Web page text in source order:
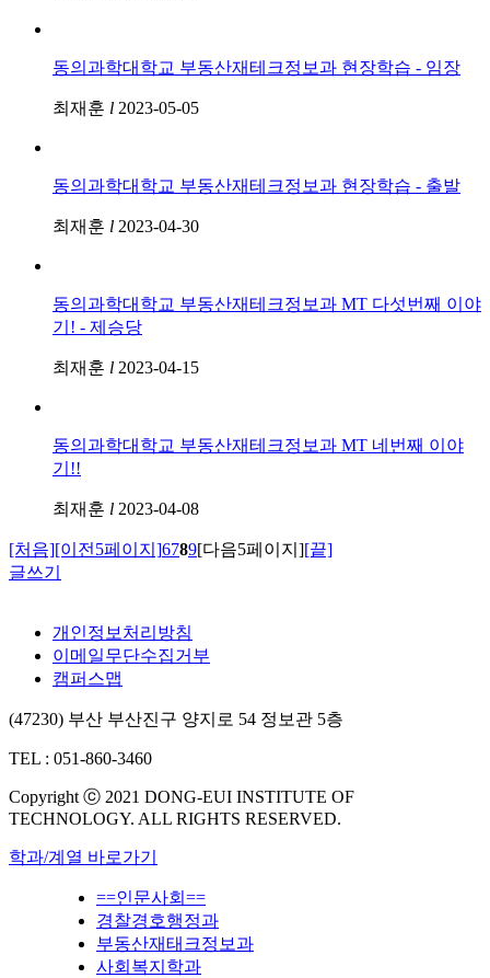
동의과학대학교 부동산재테크정보과 현장학습 - 임장
최재훈 l 2023-05-05
동의과학대학교 부동산재테크정보과 현장학습 - 출발
최재훈 l 2023-04-30
동의과학대학교 부동산재테크정보과 MT 다섯번째 이야
기! - 제승당
최재훈 l 2023-04-15
동의과학대학교 부동산재테크정보과 MT 네번째 이야
기!!
최재훈 l 2023-04-08
[처음][이전5페이지]6789[다음5페이지][끝]
글쓰기
개인정보처리방침
이메일무단수집거부
캠퍼스맵
(47230) 부산 부산진구 양지로 54 정보관 5층
TEL : 051-860-3460
Copyright ⓒ 2021 DONG-EUI INSTITUTE OF
TECHNOLOGY. ALL RIGHTS RESERVED.
학과/계열 바로가기
==인문사회==
경찰경호행정과
부동산재태크정보과
사회복지학과